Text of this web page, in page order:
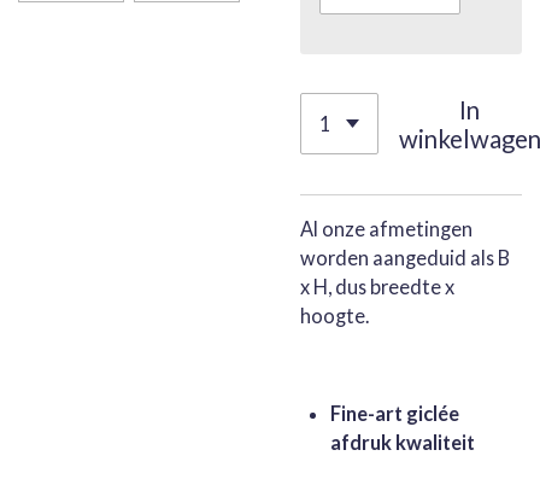
In
winkelwagen
Al onze afmetingen
worden aangeduid als B
x H, dus breedte x
hoogte.
Fine-art giclée
afdruk kwaliteit